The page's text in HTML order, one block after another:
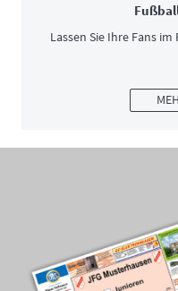
Lassen Sie Ihre Fans